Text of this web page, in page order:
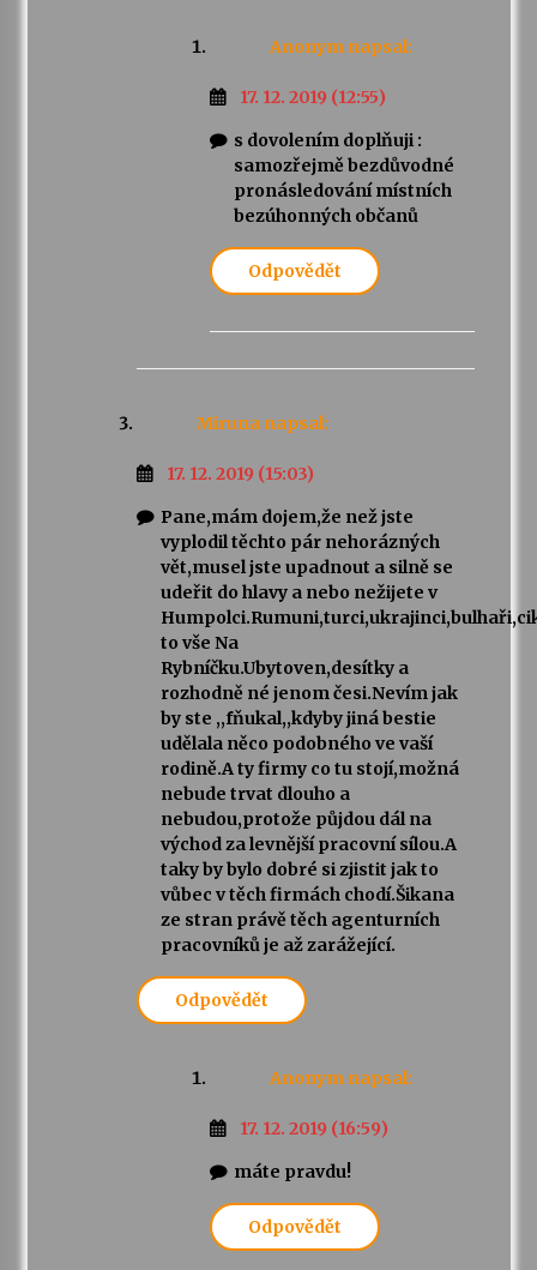
Anonym napsal:
17. 12. 2019 (12:55)
s dovolením doplňuji :
samozřejmě bezdůvodné
pronásledování místních
bezúhonných občanů
Odpovědět
Miruna napsal:
17. 12. 2019 (15:03)
Pane,mám dojem,že než jste
vyplodil těchto pár nehorázných
vět,musel jste upadnout a silně se
udeřit do hlavy a nebo nežijete v
to vše Na
Rybníčku.Ubytoven,desítky a
rozhodně né jenom česi.Nevím jak
by ste ,,fňukal,,kdyby jiná bestie
udělala něco podobného ve vaší
rodině.A ty firmy co tu stojí,možná
nebude trvat dlouho a
nebudou,protože půjdou dál na
východ za levnější pracovní sílou.A
taky by bylo dobré si zjistit jak to
vůbec v těch firmách chodí.Šikana
ze stran právě těch agenturních
pracovníků je až zarážející.
Odpovědět
Anonym napsal:
17. 12. 2019 (16:59)
máte pravdu!
Odpovědět